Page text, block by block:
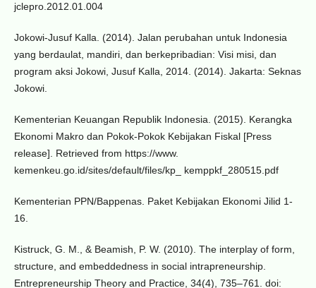
jclepro.2012.01.004
Jokowi-Jusuf Kalla. (2014). Jalan perubahan untuk Indonesia
yang berdaulat, mandiri, dan berkepribadian: Visi misi, dan
program aksi Jokowi, Jusuf Kalla, 2014. (2014). Jakarta: Seknas
Jokowi.
Kementerian Keuangan Republik Indonesia. (2015). Kerangka
Ekonomi Makro dan Pokok-Pokok Kebijakan Fiskal [Press
release]. Retrieved from https://www.
kemenkeu.go.id/sites/default/files/kp_ kemppkf_280515.pdf
Kementerian PPN/Bappenas. Paket Kebijakan Ekonomi Jilid 1-
16.
Kistruck, G. M., & Beamish, P. W. (2010). The interplay of form,
structure, and embeddedness in social intrapreneurship.
Entrepreneurship Theory and Practice, 34(4), 735–761. doi: